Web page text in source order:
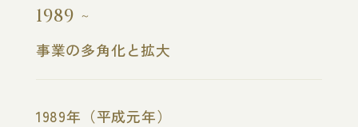
1989
事業の多角化と拡大
1989年（平成元年）